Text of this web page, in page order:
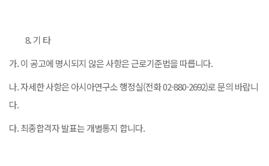
기 타
가. 이 공고에 명시되지 않은 사항은 근로기준법을 따릅니다.
나. 자세한 사항은 아시아연구소 행정실(전화 02-880-2692)로 문의 바랍니
다.
다. 최종합격자 발표는 개별통지 합니다.